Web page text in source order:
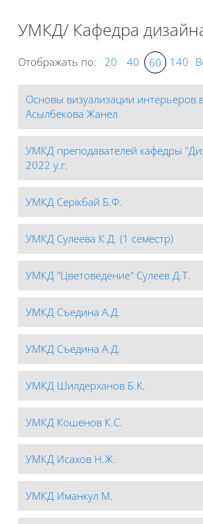
УМКД/ Кафедра
Отображать по: 20 40 60 140
Основы визуализации интерьеров
Асылбекова Жанел
УМКД преподавателей кафедры
2022 у.г.
УМКД Серікбай Б.Ф.
УМКД Сулеева К.Д. (1 семестр)
УМКД "Цветоведение" Сулеев Д.Т.
УМКД Съедина А.Д.
УМКД Съедина А.Д.
УМКД Шилдерханов Б.К.
УМКД Кошенов К.С.
УМКД Исахов Н.Ж.
УМКД Иманкул М.